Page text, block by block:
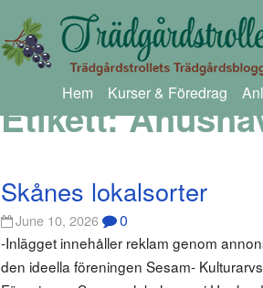
Hem Kurser & Föredrag
Etikett:
Skånes lokalsorter
June 10, 2026 0
-Inlägget innehåller reklam genom
den ideella föreningen Sesam-